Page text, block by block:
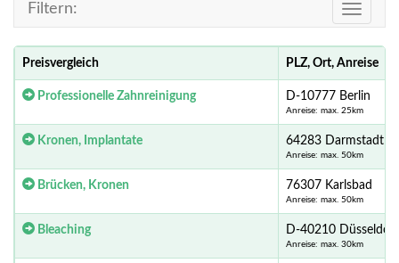
Toggle
Filtern:
Preisvergleich PLZ, Ort, Anreise
Professionelle Zahnreinigung D-10777 Berlin
Anreise: max. 25km
Kronen, Implantate 64283 Darmstadt
Anreise: max. 50km
Brücken, Kronen 76307 Karlsbad
Anreise: max. 50km
Bleaching D-40210 Düsseldorf
Anreise: max. 30km